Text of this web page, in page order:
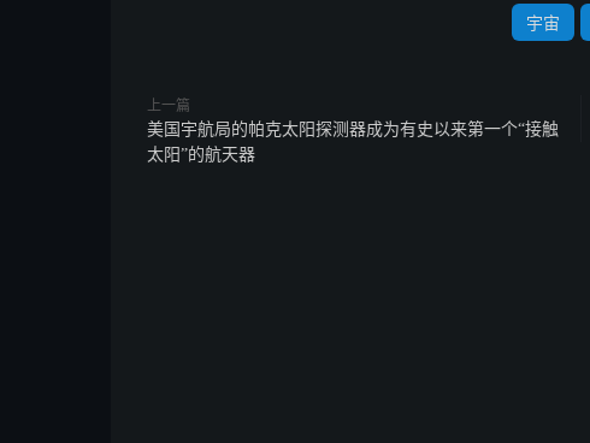
宇宙
上一篇
美国宇航局的帕克太阳探测器成为有史以来第一个“接触
太阳”的航天器